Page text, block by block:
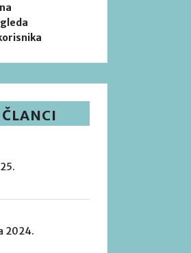
2024.